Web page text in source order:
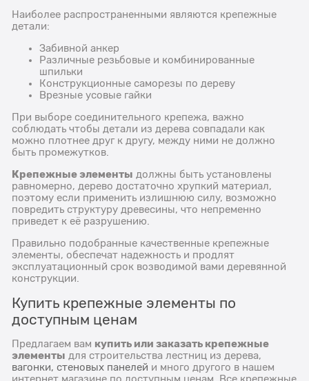
Наиболее распространенными являются крепежные
детали:
Забивной анкер
Различные резьбовые и комбинированные
шпильки
Конструкционные саморезы по дереву
Врезные усовые гайки
При выборе соединительного крепежа, важно
соблюдать чтобы детали из дерева совпадали как
можно плотнее друг к другу, между ними не должно
быть промежутков.
Крепежные элементы должны быть установлены
равномерно, дерево достаточно хрупкий материал,
поэтому если применить излишнюю силу, возможно
повредить структуру древесины, что непременно
приведет к её разрушению.
Правильно подобранные качественные крепежные
элементы, обеспечат надежность и продлят
эксплуатационный срок возводимой вами деревянной
конструкции.
Купить крепежные элементы по
доступным ценам
Предлагаем вам купить или заказать крепежные
элементы для строительства лестниц из дерева,
вагонки, стеновых панелей и много другого в нашем